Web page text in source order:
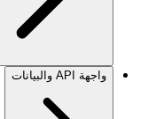
واجهة API والبيانات